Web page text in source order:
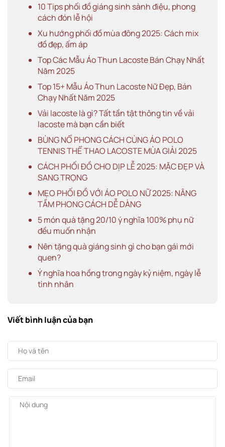
10 Tips phối đồ giáng sinh sành điệu, phong
cách đón lễ hội
Xu hướng phối đồ mùa đông 2025: Cách mix
đồ đẹp, ấm áp
Top Các Mẫu Áo Thun Lacoste Bán Chạy Nhất
Năm 2025
Top 15+ Mẫu Áo Thun Lacoste Nữ Đẹp, Bán
Chạy Nhất Năm 2025
Vải lacoste là gì? Tất tần tật thông tin về vải
lacoste mà bạn cần biết
BÙNG NỔ PHONG CÁCH CÙNG ÁO POLO
TENNIS THỂ THAO LACOSTE MÙA GIẢI 2025
CÁCH PHỐI ĐỒ CHO DỊP LỄ 2025: MẶC ĐẸP VÀ
SANG TRỌNG
MẸO PHỐI ĐỒ VỚI ÁO POLO NỮ 2025: NÂNG
TẦM PHONG CÁCH DỄ DÀNG
5 món quà tặng 20/10 ý nghĩa 100% phụ nữ
đều muốn nhận
Nên tặng quà giáng sinh gì cho bạn gái mới
quen?
Ý nghĩa hoa hồng trong ngày kỷ niệm, ngày lễ
tình nhân
Viết bình luận của bạn